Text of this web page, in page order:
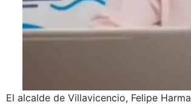
El alcalde de Villavicencio, Felipe